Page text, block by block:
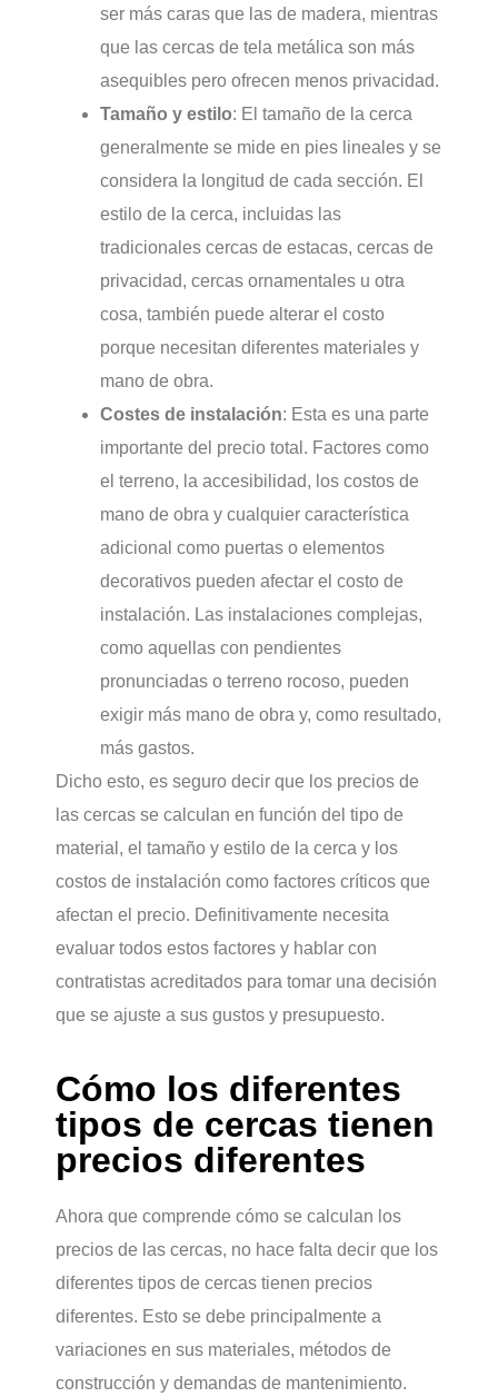
ser más caras que las de madera, mientras
que las cercas de tela metálica son más
asequibles pero ofrecen menos privacidad.
Tamaño y estilo: El tamaño de la cerca
generalmente se mide en pies lineales y se
considera la longitud de cada sección. El
estilo de la cerca, incluidas las
tradicionales cercas de estacas, cercas de
privacidad, cercas ornamentales u otra
cosa, también puede alterar el costo
porque necesitan diferentes materiales y
mano de obra.
Costes de instalación: Esta es una parte
importante del precio total. Factores como
el terreno, la accesibilidad, los costos de
mano de obra y cualquier característica
adicional como puertas o elementos
decorativos pueden afectar el costo de
instalación. Las instalaciones complejas,
como aquellas con pendientes
pronunciadas o terreno rocoso, pueden
exigir más mano de obra y, como resultado,
más gastos.
Dicho esto, es seguro decir que los precios de
las cercas se calculan en función del tipo de
material, el tamaño y estilo de la cerca y los
costos de instalación como factores críticos que
afectan el precio. Definitivamente necesita
evaluar todos estos factores y hablar con
contratistas acreditados para tomar una decisión
que se ajuste a sus gustos y presupuesto.
Cómo los diferentes
tipos de cercas tienen
precios diferentes
Ahora que comprende cómo se calculan los
precios de las cercas, no hace falta decir que los
diferentes tipos de cercas tienen precios
diferentes. Esto se debe principalmente a
variaciones en sus materiales, métodos de
construcción y demandas de mantenimiento.